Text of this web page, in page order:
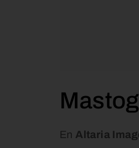
En Altaria